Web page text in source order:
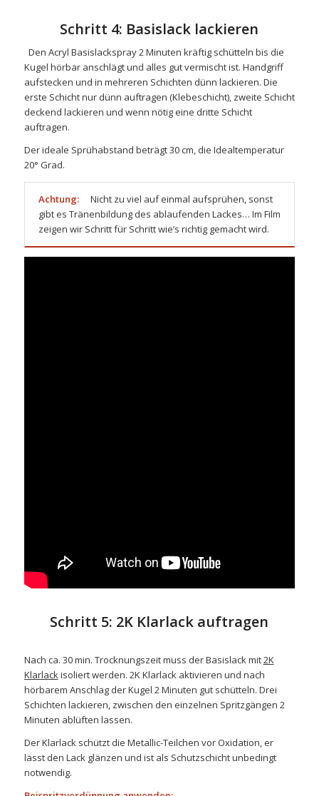
Schritt 4: Basislack lackieren
Den Acryl Basislackspray2 Minuten kräftig schütteln bis die
Kugel hörbar anschlägt und alles gut vermischt ist. Handgriff
aufstecken und in mehreren Schichten dünn lackieren. Die
erste Schicht nur dünn auftragen (Klebeschicht), zweite Schicht
deckend lackieren und wenn nötig eine dritte Schicht
auftragen.
Der ideale Sprühabstand beträgt 30 cm, die Idealtemperatur
20° Grad.
Achtung:
Nicht zu viel auf einmal aufsprühen, sonst
gibt es Tränenbildung des ablaufenden Lackes… Im Film
zeigen wir Schritt für Schritt wie’s richtig gemacht wird.
Schritt 5: 2K Klarlack auftragen
Nach ca. 30 min. Trocknungszeit muss der Basislack mit2K
Klarlackisoliert werden. 2K Klarlack aktivieren und nach
hörbarem Anschlag der Kugel 2 Minuten gut schütteln. Drei
Schichten lackieren, zwischen den einzelnen Spritzgängen 2
Minuten ablüften lassen.
Der Klarlack schützt die Metallic-Teilchen vor Oxidation, er
lässt den Lack glänzen und ist als Schutzschicht unbedingt
notwendig.